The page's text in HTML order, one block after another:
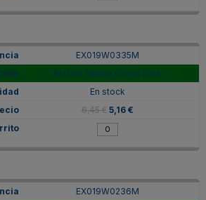
EX019W0335M
Brilliant Yellow Green Dark
En stock
6,45 € 5,16 €
EX019W0236M